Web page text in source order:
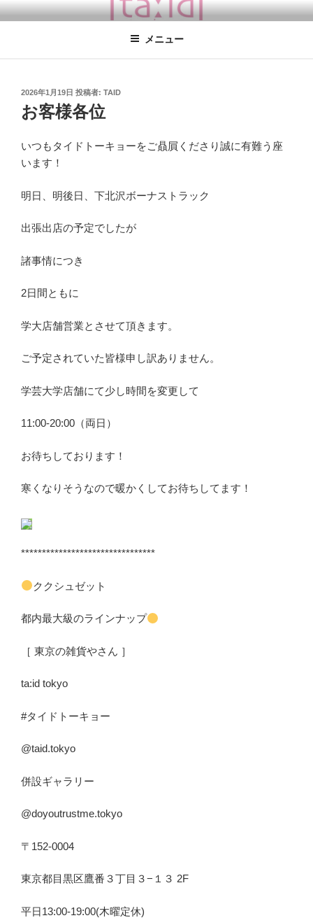
コ
ン
TA:ID TOKYO
タイドトーキョー / coucou suzette / 学芸大学徒歩１分 / 東京の雑貨屋
さん coucou suzette日本正規取扱店 ククシュゼット 店舗 ククシュゼッ
メニュー
投
稿
日:
2026年1月19日 投稿者: TAID
お客様各位
いつもタイドトーキョーをご贔屓くださり誠に有難う座
います！
明日、明後日、下北沢ボーナストラック
出張出店の予定でしたが
諸事情につき
2日間ともに
学大店舗営業とさせて頂きます。
ご予定されていた皆様申し訳ありません。
学芸大学店舗にて少し時間を変更して
11:00-20:00（両日）
お待ちしております！
寒くなりそうなので暖かくしてお待ちしてます！
********************************
ククシュゼット
都内最大級のラインナップ
［ 東京の雑貨やさん ］
ta:id tokyo
#タイドトーキョー
@taid.tokyo
併設ギャラリー
@doyoutrustme.tokyo
〒152-0004
東京都目黒区鷹番３丁目３−１３ 2F
平日13:00-19:00(木曜定休)